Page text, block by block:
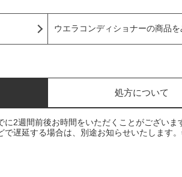
ウエラコンディショナーの商品を
処方について
に2週間前後お時間をいただくことがござい
で遅延する場合は、別途お知らせいたします